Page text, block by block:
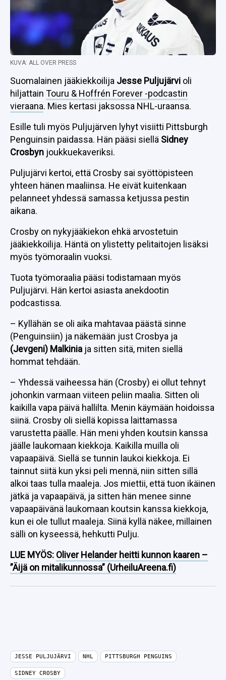
KUVA: ALL OVER PRESS
Suomalainen jääkiekkoilija Jesse Puljujärvi oli
hiljattain Touru & Hoffrén Forever -podcastin
vieraana. Mies kertasi jaksossa NHL-uraansa.
Esille tuli myös Puljujärven lyhyt visiitti Pittsburgh
Penguinsin paidassa. Hän pääsi siellä Sidney
Crosbyn joukkuekaveriksi.
Puljujärvi kertoi, että Crosby sai syöttöpisteen
yhteen hänen maaliinsa. He eivät kuitenkaan
pelanneet yhdessä samassa ketjussa pestin
aikana.
Crosby on nykyjääkiekon ehkä arvostetuin
jääkiekkoilija. Häntä on ylistetty pelitaitojen lisäksi
myös työmoraalin vuoksi.
Tuota työmoraalia pääsi todistamaan myös
Puljujärvi. Hän kertoi asiasta anekdootin
podcastissa.
– Kyllähän se oli aika mahtavaa päästä sinne
(Penguinsiin) ja näkemään just Crosbya ja
(Jevgeni) Malkinia ja sitten sitä, miten siellä
hommat tehdään.
– Yhdessä vaiheessa hän (Crosby) ei ollut tehnyt
johonkin varmaan viiteen peliin maalia. Sitten oli
kaikilla vapa päivä hallilta. Menin käymään hoidoissa
siinä. Crosby oli siellä kopissa laittamassa
varustetta päälle. Hän meni yhden koutsin kanssa
jäälle laukomaan kiekkoja. Kaikilla muilla oli
vapaapäivä. Siellä se tunnin laukoi kiekkoja. Ei
tainnut siitä kun yksi peli mennä, niin sitten sillä
alkoi taas tulla maaleja. Jos miettii, että tuon ikäinen
jätkä ja vapaapäivä, ja sitten hän menee sinne
vapaapäivänä laukomaan koutsin kanssa kiekkoja,
kun ei ole tullut maaleja. Siinä kyllä näkee, millainen
sälli on kyseessä, hehkutti Pulju.
LUE MYÖS: Oliver Helander heitti kunnon kaaren –
”Äijä on mitalikunnossa” (UrheiluAreena.fi)
JESSE PULJUJÄRVI NHL PITTSBURGH PENGUINS
SIDNEY CROSBY